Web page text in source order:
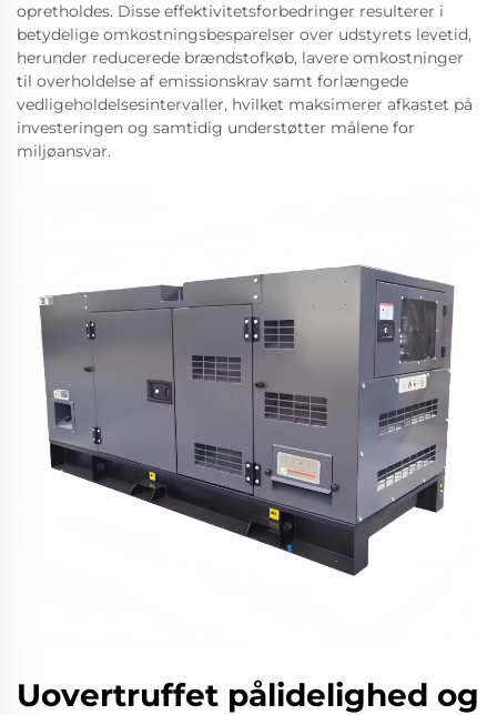
opretholdes. Disse effektivitetsforbedringer resulterer i
betydelige omkostningsbesparelser over udstyrets levetid,
herunder reducerede brændstofkøb, lavere omkostninger
til overholdelse af emissionskrav samt forlængede
vedligeholdelsesintervaller, hvilket maksimerer afkastet på
investeringen og samtidig understøtter målene for
miljøansvar.
Uovertruffet pålidelighed og